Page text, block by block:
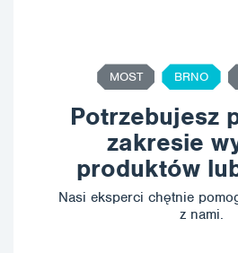
MOST BRNO
Potrzebujesz
zakresie
produktów
Nasi eksperci chętnie
z nami.